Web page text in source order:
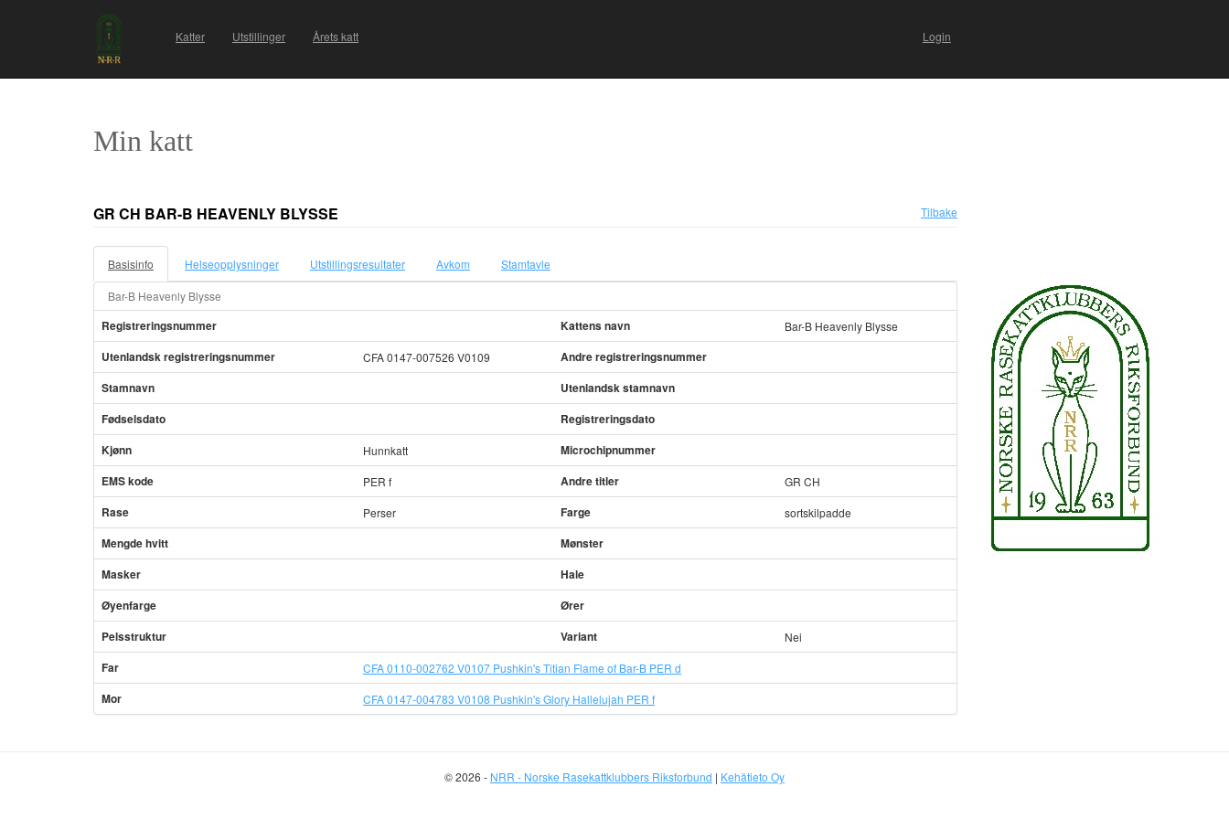
Katter Utstillinger Årets katt Login
Min katt
GR CH BAR-B HEAVENLY BLYSSE Tilbake
Basisinfo Helseopplysninger Utstillingsresultater Avkom Stamtavle
Bar-B Heavenly Blysse
Registreringsnummer Kattens navn Bar-B Heavenly Blysse
Utenlandsk registreringsnummer CFA 0147-007526 V0109
Andre registreringsnummer
Stamnavn
Utenlandsk stamnavn
Fødselsdato
Registreringsdato
Kjønn
Hunnkatt
Microchipnummer
EMS kode
PER f Andre titler GR CH
Rase Perser Farge sortskilpadde
Mengde hvitt
Mønster
Masker
Hale
Øyenfarge
Ører
Pelsstruktur
Variant Nei
Far CFA 0110-002762 V0107 Pushkin's Titian Flame of Bar-B PER d
Mor CFA 0147-004783 V0108 Pushkin's Glory Hallelujah PER f
© 2026 - NRR - Norske Rasekattklubbers Riksforbund | Kehätieto Oy